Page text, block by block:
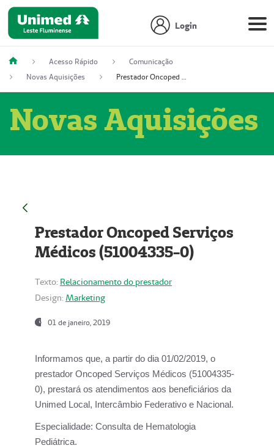
Login
Acesso Rápido
Comunicação
Novas Aquisições
Prestador Oncoped Serviços Médicos (51004335-0)
Novas Aquisições
Prestador Oncoped Serviços
Médicos (51004335-0)
Texto: Relacionamento do prestador
Design: Marketing
01 de janeiro, 2019
Informamos que, a partir do dia 01/02/2019, o
prestador Oncoped Serviços Médicos (51004335-
0), prestará os atendimentos aos beneficiários da
Unimed Local, Intercâmbio Federativo e Nacional.
Especialidade: Consulta de Hematologia
Pediátrica.